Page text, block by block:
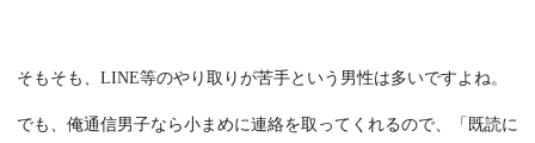
そもそも、LINE等のやり取りが苦手という男性は多いですよね。
でも、俺通信男子なら小まめに連絡を取ってくれるので、「既読に